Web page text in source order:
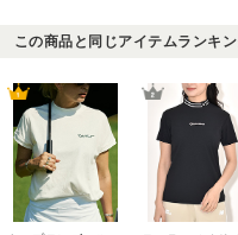
この商品と同じアイテムランキ